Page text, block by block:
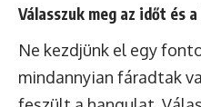
Válasszuk meg az időt és
Ne kezdjünk el egy
mindannyian fáradtak